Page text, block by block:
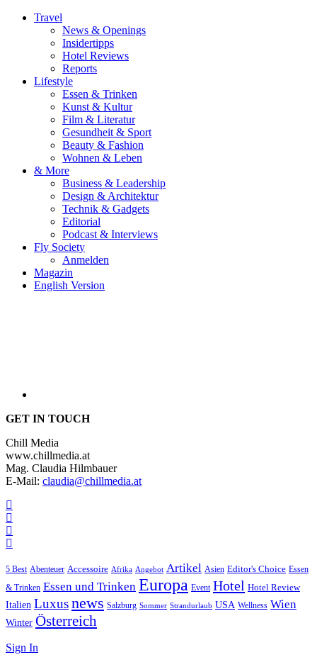
Travel
News & Openings
Insidertipps
Hotel Reviews
Reports
Lifestyle
Essen & Trinken
Kunst & Kultur
Film & Literatur
Gesundheit & Sport
Beauty & Fashion
Wohnen & Leben
& More
Business & Leadership
Design & Architektur
Technik & Gadgets
Editorial
Podcast & Interviews
Fly Society
Anmelden
Magazin
English Version
GET IN TOUCH
Chill Media
www.chillmedia.at
Mag. Claudia Hilmbauer
E-Mail: claudia@chillmedia.at
5 Best Abenteuer Accessoire Afrika Angebot Artikel Asien Editor's Choice Essen
& Trinken Essen und Trinken Europa Event Hotel Hotel Review
Italien Luxusnews Salzburg Sommer Strandurlaub USA Wellness Wien
Winter Österreich
Sign In